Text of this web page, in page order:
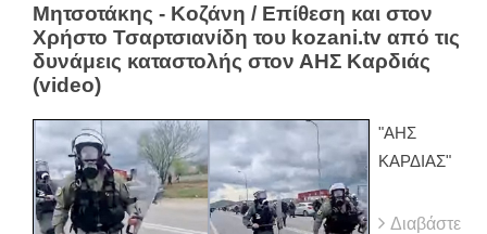
Μητσοτάκης - Κοζάνη / Επίθεση και στον
Χρήστο Τσαρτσιανίδη του kozani.tv από τις
δυνάμεις καταστολής στον ΑΗΣ Καρδιάς
(video)
"ΑΗΣ
ΚΑΡΔΙΑΣ"
Διαβάστε